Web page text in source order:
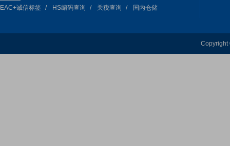
EAC+诚信标签
HS编码查询 关税查询 国内仓储
Copyright